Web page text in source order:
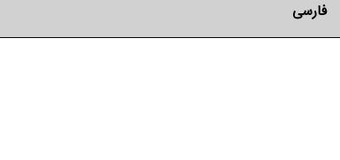
فارسی